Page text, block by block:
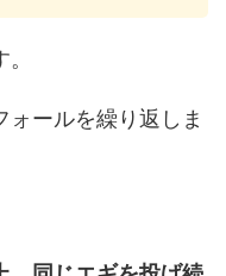
ォールを繰り返しま